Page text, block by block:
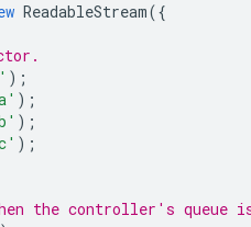
ReadableStream({
);
);
);
);
the controller's queue